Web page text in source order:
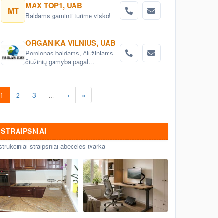
Vilniuje
MT MAX TOP1, UAB
Baldams gaminti turime visko!
ORGANIKA VILNIUS, UAB
Porolonas baldams, čiužiniams -
čiužinių gamyba pagal
1 2 3 … › »
STRAIPSNIAI
straipsniai abėcėlės tvarka